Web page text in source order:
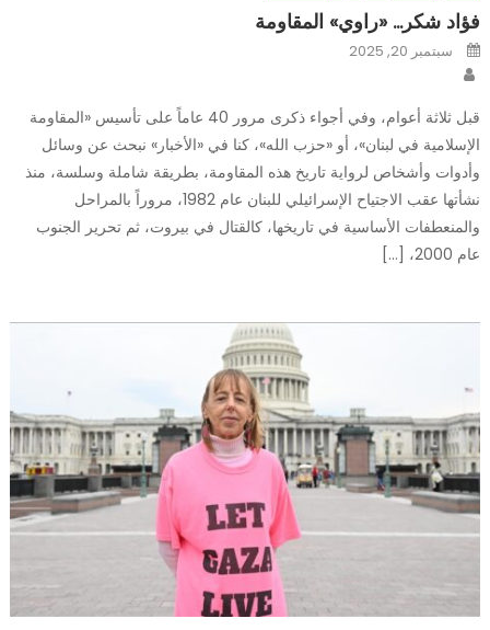
فؤاد شكر… «راوي» المقاومة
Posted
onسبتمبر 20, 2025
قبل ثلاثة أعوام، وفي أجواء ذكرى مرور 40 عاماً على تأسيس «المقاومة
الإسلامية في لبنان»، أو «حزب الله»، كنا في «الأخبار» نبحث عن وسائل
وأدوات وأشخاص لرواية تاريخ هذه المقاومة، بطريقة شاملة وسلسة، منذ
نشأتها عقب الاجتياح الإسرائيلي للبنان عام 1982، مروراً بالمراحل
والمنعطفات الأساسية في تاريخها، كالقتال في بيروت، ثم تحرير الجنوب
عام 2000، […]